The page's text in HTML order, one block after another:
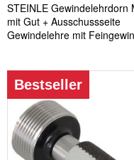
STEINLE Gewindelehrdorn
mit Gut + Ausschussseite
Gewindelehre mit
Bestseller